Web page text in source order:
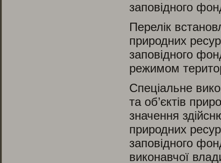
заповідного
Перелік
природних
заповідного
режимом
Спеціальне
та об’єктів
значення
природних
заповідного
виконавчої